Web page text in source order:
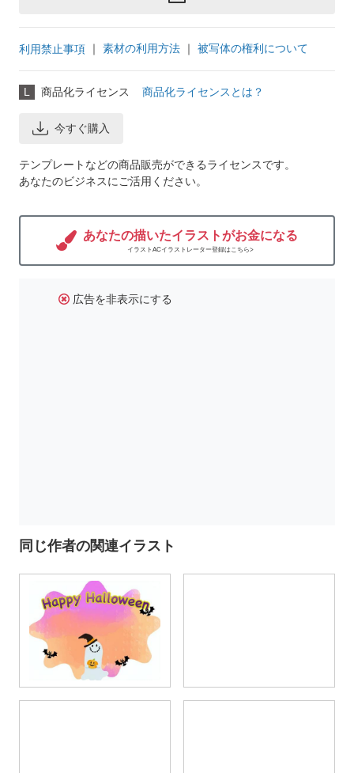
利用禁止事項 ｜ 素材の利用方法 ｜ 被写体の権利について
L 商品化ライセンス 商品化ライセンスとは？
今すぐ購入
テンプレートなどの商品販売ができるライセンスです。
あなたのビジネスにご活用ください。
あなたの描いたイラストがお金になる
イラストACイラストレーター登録はこちら>
広告を非表示にする
同じ作者の関連イラスト